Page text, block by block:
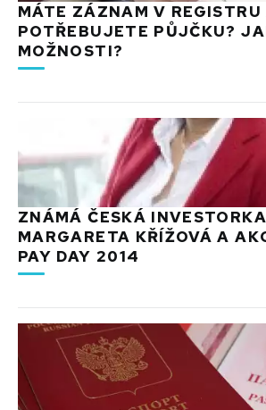
MÁTE ZÁZNAM V REGISTRU
POTŘEBUJETE PŮJČKU?
MOŽNOSTI?
ZNÁMÁ ČESKÁ INVESTORKA
MARGARETA KŘÍŽOVÁ A
PAY DAY 2014